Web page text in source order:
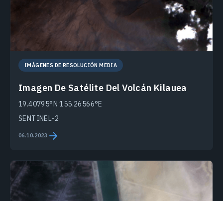
IMÁGENES DE RESOLUCIÓN MEDIA
Imagen De Satélite Del Volcán Kilauea
19.40795°N 155.26566°E
SENTINEL-2
06.10.2023